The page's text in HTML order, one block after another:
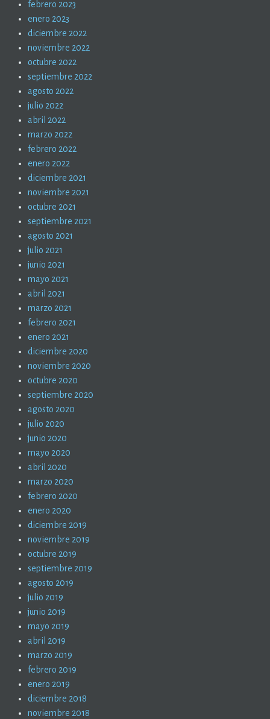
febrero 2023
enero 2023
diciembre 2022
noviembre 2022
octubre 2022
septiembre 2022
agosto 2022
julio 2022
abril 2022
marzo 2022
febrero 2022
enero 2022
diciembre 2021
noviembre 2021
octubre 2021
septiembre 2021
agosto 2021
julio 2021
junio 2021
mayo 2021
abril 2021
marzo 2021
febrero 2021
enero 2021
diciembre 2020
noviembre 2020
octubre 2020
septiembre 2020
agosto 2020
julio 2020
junio 2020
mayo 2020
abril 2020
marzo 2020
febrero 2020
enero 2020
diciembre 2019
noviembre 2019
octubre 2019
septiembre 2019
agosto 2019
julio 2019
junio 2019
mayo 2019
abril 2019
marzo 2019
febrero 2019
enero 2019
diciembre 2018
noviembre 2018